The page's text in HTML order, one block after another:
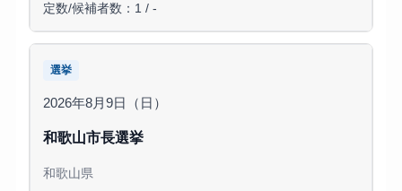
定数/候補者数：1 / -
選挙
2026年8月9日（日）
和歌山市長選挙
和歌山県